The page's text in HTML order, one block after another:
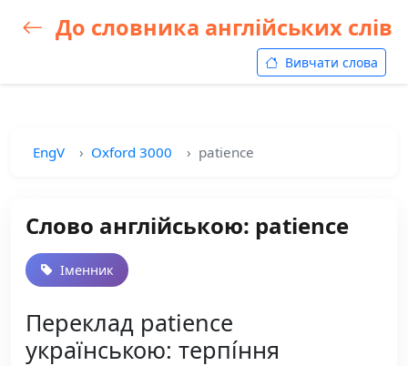
До словника англійських слів
Вивчати слова
EngV Oxford 3000 patience
Слово англійською: patience
Іменник
Переклад patience
українською: терпі́ння